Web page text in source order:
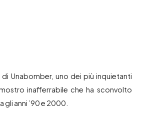
Unabomber, uno dei più inquietanti
inafferrabile che ha sconvolto
gli anni ’90 e 2000.